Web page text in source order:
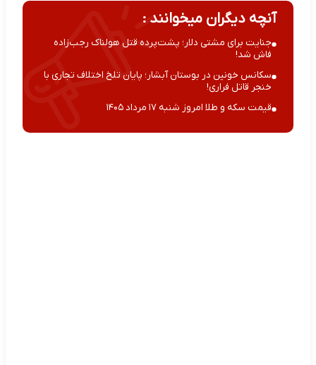
آنچه دیگران میخوانند :
جنایت برای مشتی دلار؛ پشت‌پرده قتل هولناک رجب‌زاده
فاش شد!
سکانس خونین در بوستان آبشار؛ پایان تلخ اختلاف تجاری با
خنجر قاتل فراری!
قیمت سکه و طلا امروز شنبه ۱۷ مرداد ۱۴۰۵